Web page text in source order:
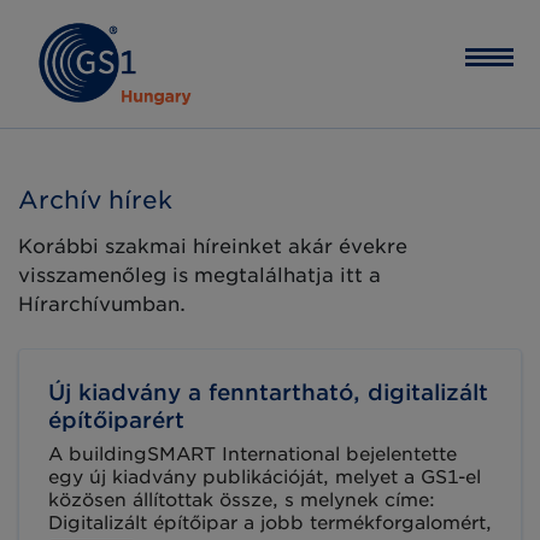
Archív hírek
Korábbi szakmai híreinket akár évekre
visszamenőleg is megtalálhatja itt a
Hírarchívumban.
Új kiadvány a fenntartható, digitalizált
építőiparért
A buildingSMART International bejelentette
egy új kiadvány publikációját, melyet a GS1-el
közösen állítottak össze, s melynek címe:
Digitalizált építőipar a jobb termékforgalomért,